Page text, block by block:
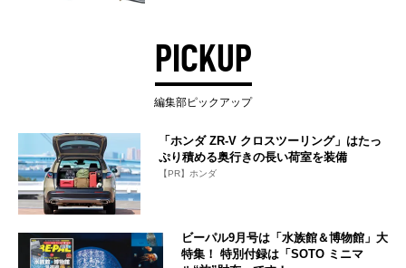
PICKUP
編集部ピックアップ
「ホンダ ZR-V クロスツーリング」はたっ
ぷり積める奥行きの長い荷室を装備
【PR】ホンダ
ビーパル9月号は「水族館＆博物館」大
特集！ 特別付録は「SOTO ミニマ